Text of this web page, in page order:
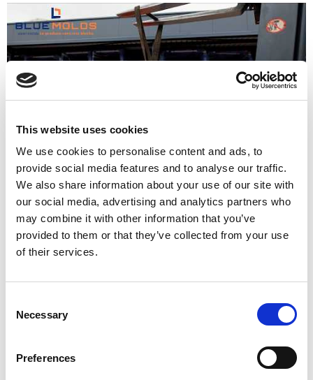
This website uses cookies
We use cookies to personalise content and ads, to
provide social media features and to analyse our traffic.
We also share information about your use of our site with
our social media, advertising and analytics partners who
may combine it with other information that you’ve
provided to them or that they’ve collected from your use
of their services.
Selection
Necessary
Preferences
Benefici
Durevole
Facile da usare
Domande frequenti